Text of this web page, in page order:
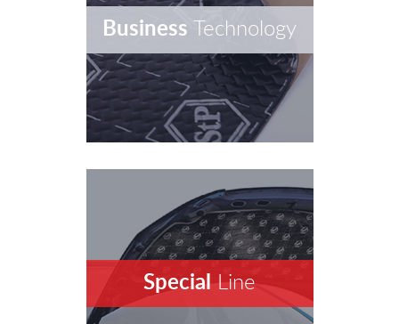
Business Technology
SpecialLine